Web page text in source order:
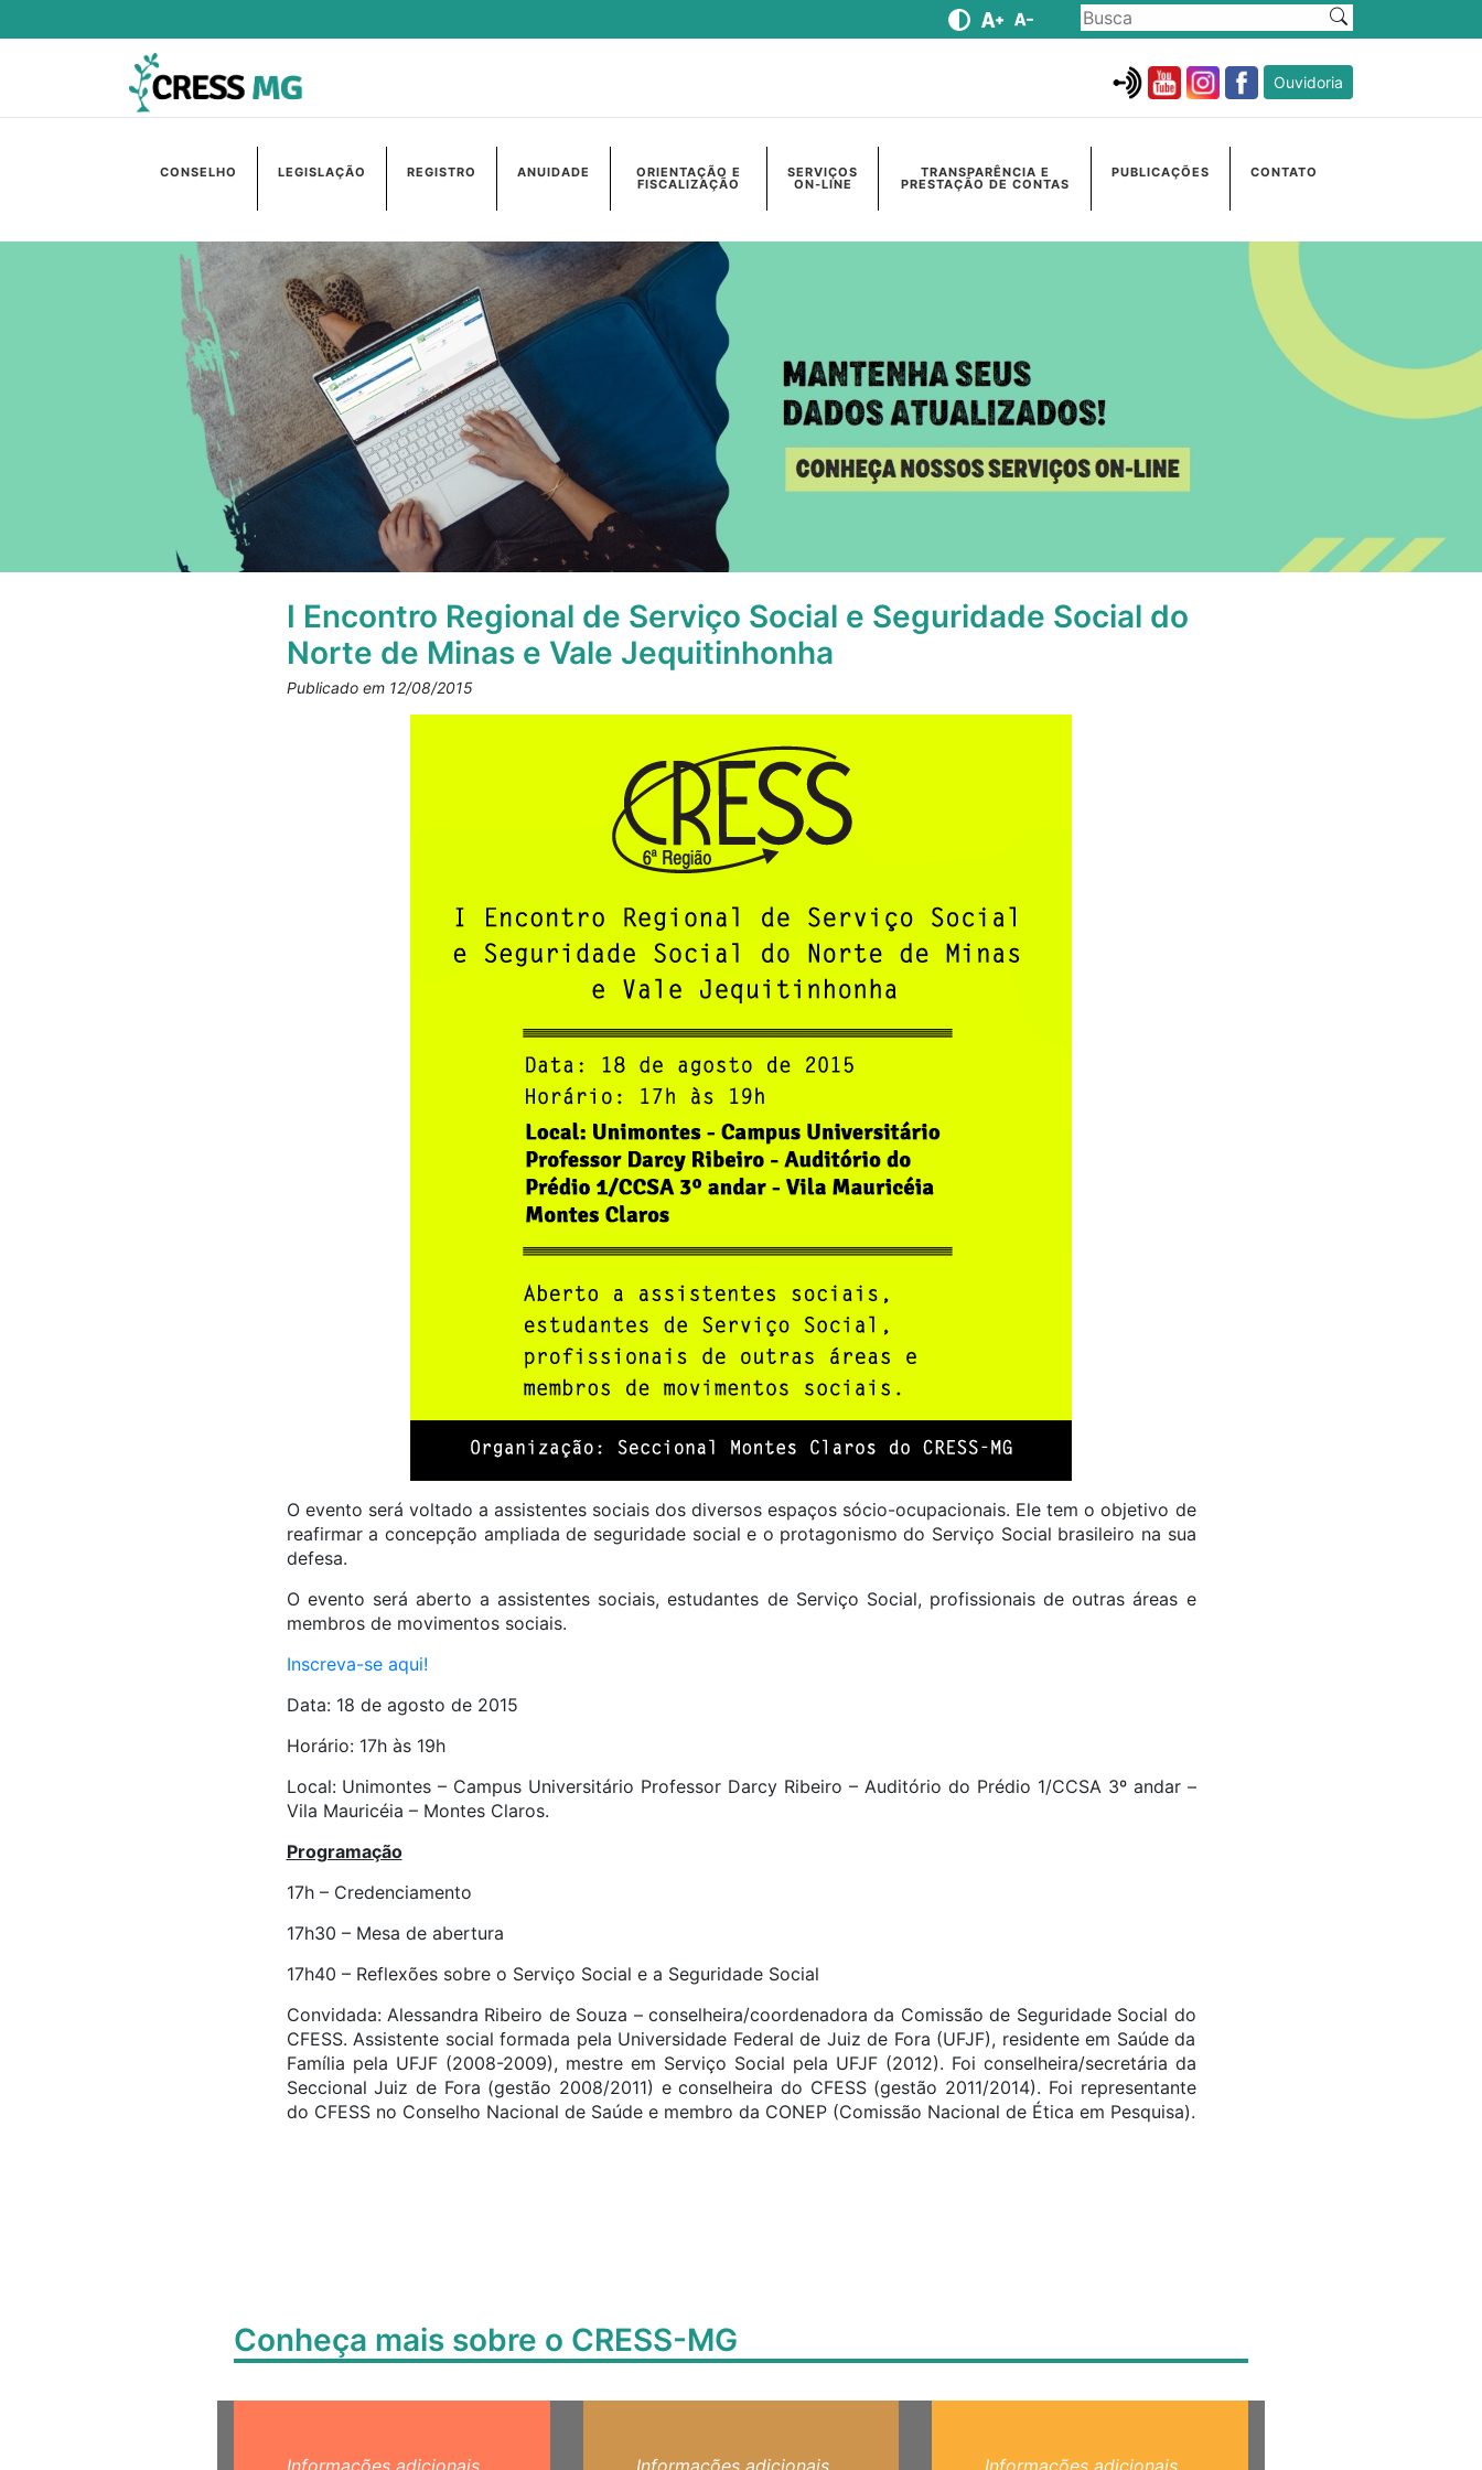
Ouvidoria
CONSELHO LEGISLAÇÃO REGISTRO ANUIDADE ORIENTAÇÃO E
FISCALIZAÇÃO
SERVIÇOS
ON-LINE
TRANSPARÊNCIA E
PRESTAÇÃO DE CONTAS
PUBLICAÇÕES CONTATO
I Encontro Regional de Serviço Social e Seguridade Social do
Norte de Minas e Vale Jequitinhonha
Publicado em 12/08/2015
O evento será voltado a assistentes sociais dos diversos espaços sócio-ocupacionais. Ele tem o objetivo de
reafirmar a concepção ampliada de seguridade social e o protagonismo do Serviço Social brasileiro na sua
defesa.
O evento será aberto a assistentes sociais, estudantes de Serviço Social, profissionais de outras áreas e
membros de movimentos sociais.
Inscreva-se aqui!
Data: 18 de agosto de 2015
Horário: 17h às 19h
Local: Unimontes – Campus Universitário Professor Darcy Ribeiro – Auditório do Prédio 1/CCSA 3º andar –
Vila Mauricéia – Montes Claros.
Programação
17h – Credenciamento
17h30 – Mesa de abertura
17h40 – Reflexões sobre o Serviço Social e a Seguridade Social
Convidada: Alessandra Ribeiro de Souza – conselheira/coordenadora da Comissão de Seguridade Social do
CFESS. Assistente social formada pela Universidade Federal de Juiz de Fora (UFJF), residente em Saúde da
Família pela UFJF (2008-2009), mestre em Serviço Social pela UFJF (2012). Foi conselheira/secretária da
Seccional Juiz de Fora (gestão 2008/2011) e conselheira do CFESS (gestão 2011/2014). Foi representante
do CFESS no Conselho Nacional de Saúde e membro da CONEP (Comissão Nacional de Ética em Pesquisa).
Conheça mais sobre o CRESS-MG